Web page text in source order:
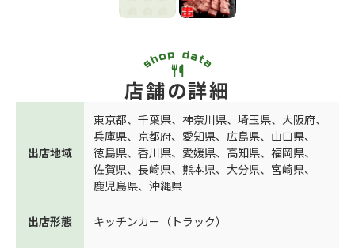
店舗の詳細
出店地域
東京都、 千葉県、 神奈川県、 埼玉県、 大阪府、
兵庫県、 京都府、 愛知県、 広島県、 山口県、
徳島県、 香川県、 愛媛県、 高知県、 福岡県、
佐賀県、 長崎県、 熊本県、 大分県、 宮崎県、
鹿児島県、 沖縄県
出店形態 キッチンカー（トラック）